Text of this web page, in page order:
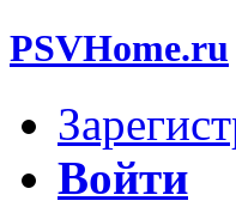
PSVHome.ru
Войти